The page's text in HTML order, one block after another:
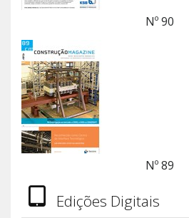
Nº 90
Nº 89
Edições Digitais